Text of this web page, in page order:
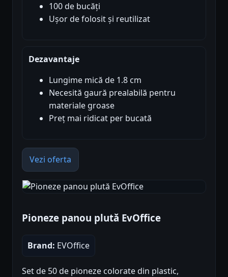
100 de bucăți
Ușor de folosit și reutilizat
Dezavantaje
Lungime mică de 1.8 cm
Necesită gaură prealabilă pentru
materiale groase
Preț mai ridicat per bucată
Vezi oferta
Pioneze panou plută EvOffice
Brand: EVOffice
Set de 50 de pioneze colorate din plastic,